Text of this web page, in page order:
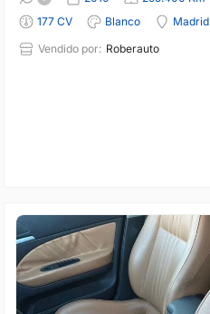
177 CV
Blanco
Madrid
Vendido por: Roberauto